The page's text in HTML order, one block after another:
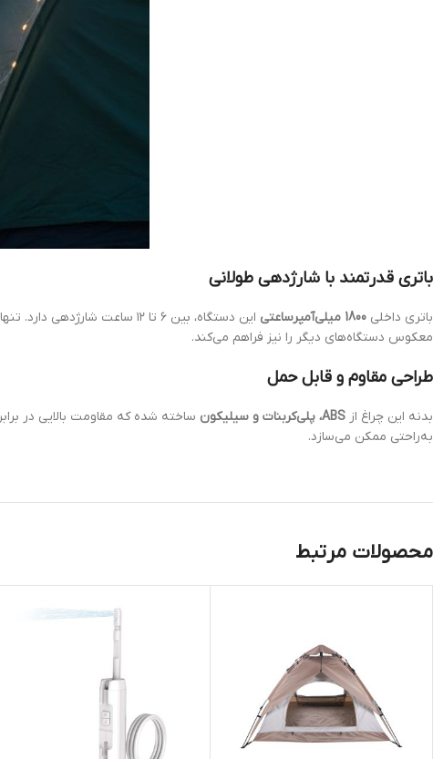
باتری قدرتمند با شارژدهی طولانی
باتری داخلی 1800 میلی‌آمپرساعتی این دستگاه، بین ۶ تا ۱۲ ساعت شارژدهی دارد. تنها با ۴ ساعت شارژ از طریق پورت
معکوس دستگاه‌های دیگر را نیز فراهم می‌کند.
طراحی مقاوم و قابل حمل
بدنه این چراغ از ABS، پلی‌کربنات و سیلیکون
ساخته شده که مقاومت بالایی در
به‌راحتی ممکن می‌سازد.
محصولات مرتبط